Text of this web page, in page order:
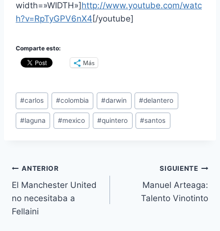
width=»WIDTH»] http://www.youtube.com/watc
h?v=RpTyGPV6nX4 [/youtube]
Comparte esto:
Más
Etiquetas
de
la
#carlos #colombia #darwin #delantero
#laguna #mexico #quintero #santos
Navegación
de
entradas
ANTERIOR
El Manchester United
no necesitaba a
Fellaini
SIGUIENTE
Manuel Arteaga:
Talento Vinotinto